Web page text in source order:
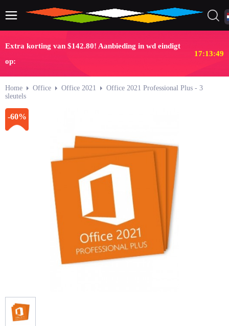
Extra korting van $142.80! Aanbieding in wd eindigt
op:
17:13:49
Home Office Office 2021
Office 2021 Professional Plus - 3
sleutels
-60%